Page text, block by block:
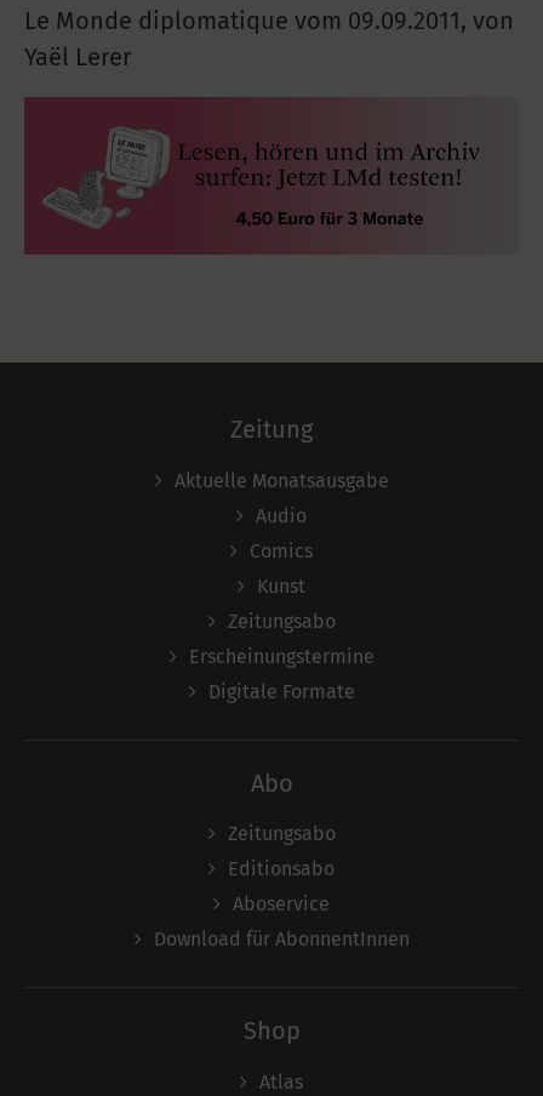
Le Monde diplomatique vom 09.09.2011, von
Yaël Lerer
Zeitung
Aktuelle Monatsausgabe
Audio
Comics
Kunst
Zeitungsabo
Erscheinungstermine
Digitale Formate
Abo
Zeitungsabo
Editionsabo
Aboservice
Download für AbonnentInnen
Shop
Atlas